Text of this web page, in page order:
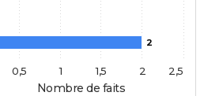
Nombre de faits
2
0,5 1 1,5 2 2,5